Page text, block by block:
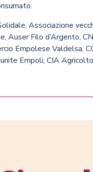
Associazione
Auser Filo d’Argento,
Empolese Valdelsa,
Empoli, CIA